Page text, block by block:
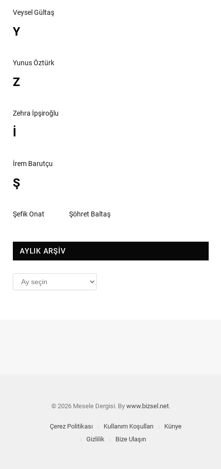
Veysel Gültaş
Y
Yunus Öztürk
Z
Zehra İpşiroğlu
İ
İrem Barutçu
Ş
Şefik Onat Şöhret Baltaş
AYLIK ARŞİV
AYLIK
ARŞİV
© 2026 Mesele Dergisi. By www.bizsel.net.
Çerez Politikası Kullanım Koşulları
Künye
Gizlilik
Bize Ulaşın